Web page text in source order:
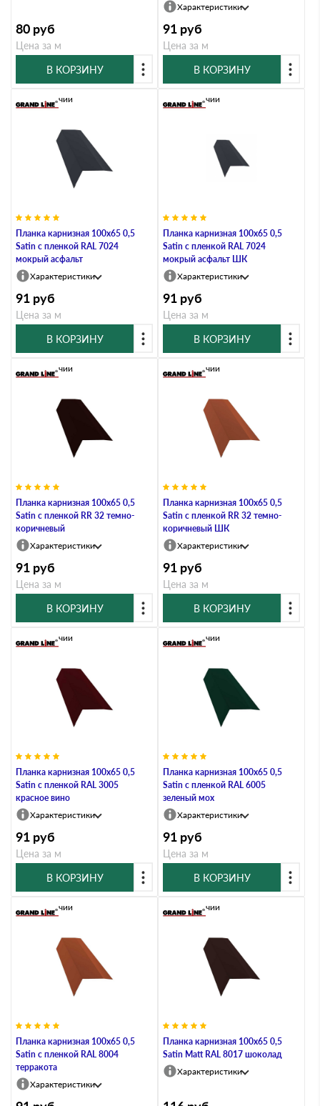
80 руб
Цена за м
В КОРЗИНУ
Характеристики
91 руб
Цена за м
В КОРЗИНУ
Планка карнизная 100х65 0,5
Satin с пленкой RAL 7024
мокрый асфальт
В наличии
Характеристики
91 руб
Цена за м
В КОРЗИНУ
Планка карнизная 100х65 0,5
Satin с пленкой RAL 7024
мокрый асфальт ШК
В наличии
Характеристики
91 руб
Цена за м
В КОРЗИНУ
Планка карнизная 100х65 0,5
Satin с пленкой RR 32 темно-
коричневый
В наличии
Характеристики
91 руб
Цена за м
В КОРЗИНУ
Планка карнизная 100х65 0,5
Satin с пленкой RR 32 темно-
коричневый ШК
В наличии
Характеристики
91 руб
Цена за м
В КОРЗИНУ
Планка карнизная 100х65 0,5
Satin с пленкой RAL 3005
красное вино
В наличии
Характеристики
91 руб
Цена за м
В КОРЗИНУ
Планка карнизная 100х65 0,5
Satin с пленкой RAL 6005
зеленый мох
В наличии
Характеристики
91 руб
Цена за м
В КОРЗИНУ
Планка карнизная 100х65 0,5
Satin с пленкой RAL 8004
терракота
В наличии
Характеристики
Планка карнизная 100х65 0,5
Satin Мatt RAL 8017 шоколад
В наличии
Характеристики